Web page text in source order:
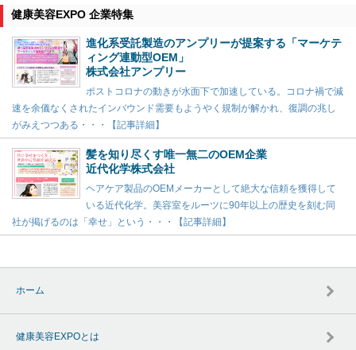
健康美容EXPO 企業特集
進化系受託製造のアンプリーが提案する「マーケテ
ィング連動型OEM」
株式会社アンプリー
ポストコロナの動きが水面下で加速している。コロナ禍で減
速を余儀なくされたインバウンド需要もようやく規制が解かれ、復調の兆し
がみえつつある・・・【記事詳細】
髪を知り尽くす唯一無二のOEM企業
近代化学株式会社
ヘアケア製品のOEMメーカーとして絶大な信頼を獲得して
いる近代化学。美容室をルーツに90年以上の歴史を刻む同
社が掲げるのは「幸せ」という・・・【記事詳細】
ホーム
健康美容EXPOとは